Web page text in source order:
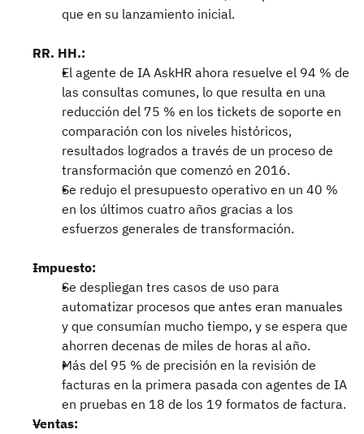
que en su lanzamiento inicial.
RR. HH.:
El agente de IA AskHR ahora resuelve el 94 % de
las consultas comunes, lo que resulta en una
reducción del 75 % en los tickets de soporte en
comparación con los niveles históricos,
resultados logrados a través de un proceso de
transformación que comenzó en 2016.
Se redujo el presupuesto operativo en un 40 %
en los últimos cuatro años gracias a los
esfuerzos generales de transformación.
Impuesto:
Se despliegan tres casos de uso para
automatizar procesos que antes eran manuales
y que consumían mucho tiempo, y se espera que
ahorren decenas de miles de horas al año.
Más del 95 % de precisión en la revisión de
facturas en la primera pasada con agentes de IA
en pruebas en 18 de los 19 formatos de factura.
Ventas: